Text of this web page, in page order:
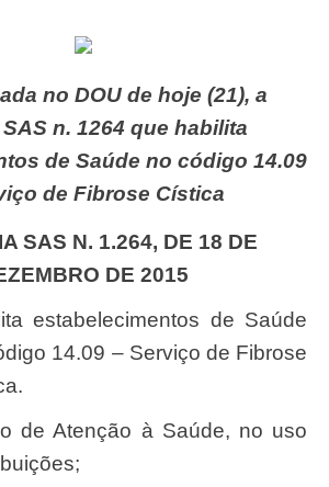
n. 1264 que habilita
de Saúde no código 14.09
de Fibrose Cística
DE 2015
14.09 – Serviço de Fibrose